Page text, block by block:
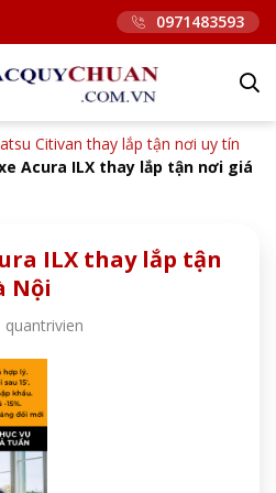
0971483593
Citivan thay lắp tận nơi uy tín
Acura ILX thay lắp tận nơi giá
ILX thay lắp tận
Nội
quantrivien